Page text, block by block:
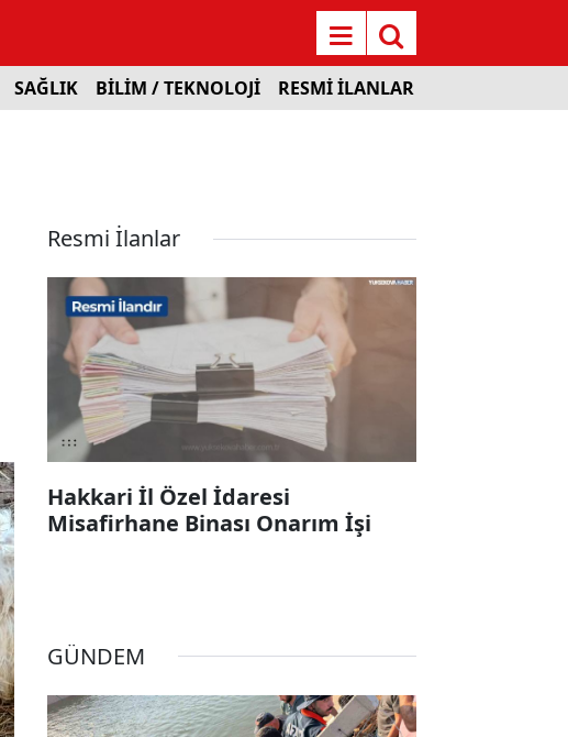
SAĞLIK BİLİM / TEKNOLOJİ RESMİ İLANLAR
Resmi İlanlar
Hakkari İl Özel İdaresi
Misafirhane Binası Onarım İşi
GÜNDEM